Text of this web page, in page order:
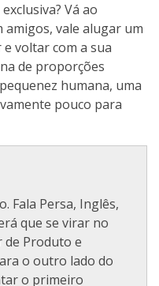
Vá ao
amigos, vale alugar um
voltar com a sua
de proporções
humana, uma
pouco para
Fala Persa, Inglês,
que se virar no
de Produto e
o outro lado do
o primeiro